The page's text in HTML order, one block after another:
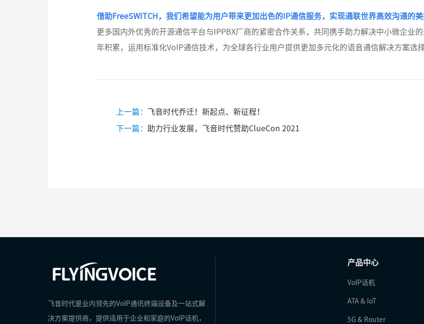
借助FreeSWITCH，我们希望能为用户带来更加出色的IP通信服务，实现通联世界高效沟通的美
更多国内外优秀的开源通信平台与IPPBX厂商的紧密合作关系，共同携手助力解决中小微企业
年积累，运用标准化VoIP通信技术，为全球各行业用户提供更加多元化的语音通信解决方案选
上一篇： 飞音时代乔迁！新起点、新征程！
下一篇： 助力行业发展，飞音时代赞助ClueCon 2021
飞音时代是业内领先的VoIP通讯终端设备及一站式解
决方案提供商，提供适用于企业和家庭的VoIP话机，
产品中心
VoIP话机
ATA & IoT
5G & Router